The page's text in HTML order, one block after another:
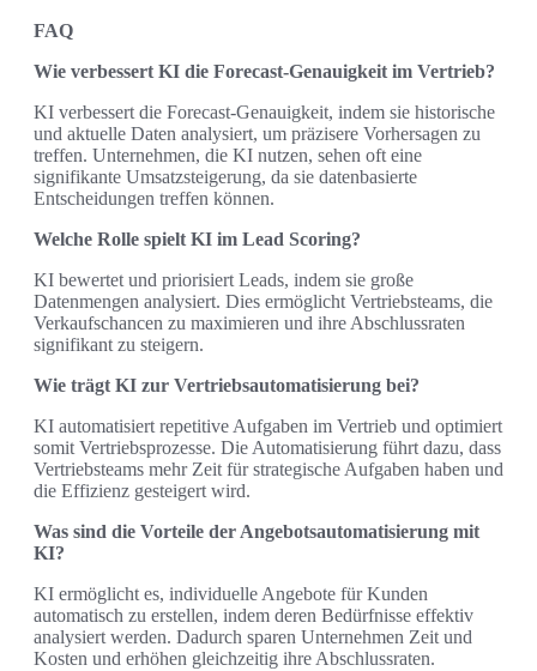
FAQ
Wie verbessert KI die Forecast-Genauigkeit im Vertrieb?
KI verbessert die Forecast-Genauigkeit, indem sie historische
und aktuelle Daten analysiert, um präzisere Vorhersagen zu
treffen. Unternehmen, die KI nutzen, sehen oft eine
signifikante Umsatzsteigerung, da sie datenbasierte
Entscheidungen treffen können.
Welche Rolle spielt KI im Lead Scoring?
KI bewertet und priorisiert Leads, indem sie große
Datenmengen analysiert. Dies ermöglicht Vertriebsteams, die
Verkaufschancen zu maximieren und ihre Abschlussraten
signifikant zu steigern.
Wie trägt KI zur Vertriebsautomatisierung bei?
KI automatisiert repetitive Aufgaben im Vertrieb und optimiert
somit Vertriebsprozesse. Die Automatisierung führt dazu, dass
Vertriebsteams mehr Zeit für strategische Aufgaben haben und
die Effizienz gesteigert wird.
Was sind die Vorteile der Angebotsautomatisierung mit
KI?
KI ermöglicht es, individuelle Angebote für Kunden
automatisch zu erstellen, indem deren Bedürfnisse effektiv
analysiert werden. Dadurch sparen Unternehmen Zeit und
Kosten und erhöhen gleichzeitig ihre Abschlussraten.